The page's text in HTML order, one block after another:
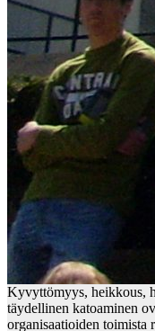
Kyvyttömyys, heikkous,
täydellinen katoaminen
organisaatioiden toimista